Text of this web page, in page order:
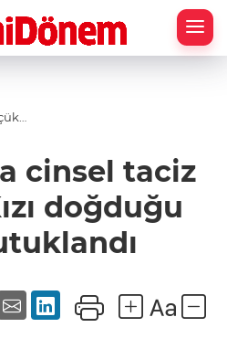
cinsel taciz
doğduğu